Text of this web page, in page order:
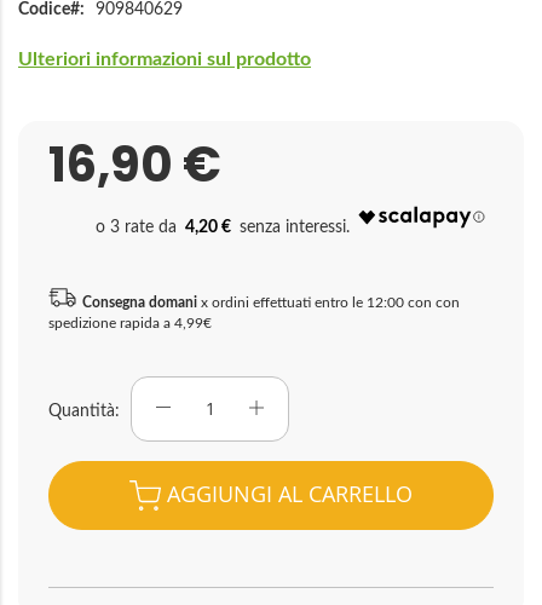
Codice 909840629
Ulteriori informazioni sul prodotto
16,90 €
4,20 €
Consegna domani x ordini effettuati entro le 12:00 con con
spedizione rapida a 4,99€
Quantità
AGGIUNGI AL CARRELLO